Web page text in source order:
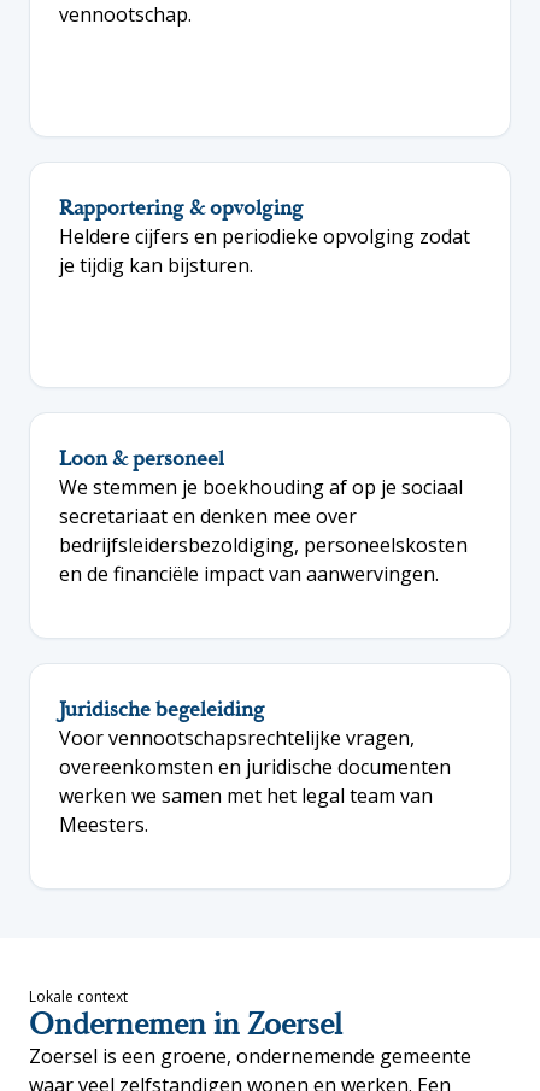
vennootschap.
Rapportering & opvolging
Heldere cijfers en periodieke opvolging zodat
je tijdig kan bijsturen.
Loon & personeel
We stemmen je boekhouding af op je sociaal
secretariaat en denken mee over
bedrijfsleidersbezoldiging, personeelskosten
en de financiële impact van aanwervingen.
Juridische begeleiding
Voor vennootschapsrechtelijke vragen,
overeenkomsten en juridische documenten
werken we samen met het legal team van
Meesters.
Lokale context
Ondernemen in Zoersel
Zoersel is een groene, ondernemende gemeente
waar veel zelfstandigen wonen en werken. Een